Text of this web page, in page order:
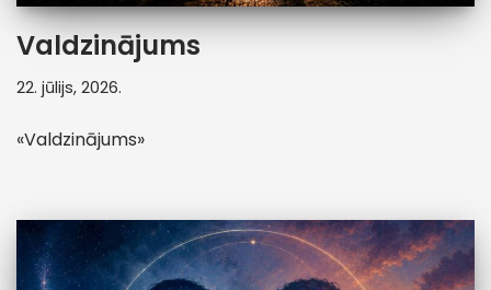
Valdzinājums
22. jūlijs, 2026.
«Valdzinājums»